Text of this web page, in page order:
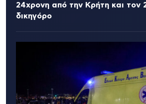
24χρονη από την Κρήτη και τον
δικηγόρο